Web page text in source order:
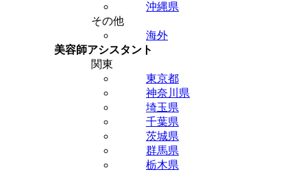
沖縄県
その他
海外
美容師アシスタント
関東
東京都
神奈川県
埼玉県
千葉県
茨城県
群馬県
栃木県